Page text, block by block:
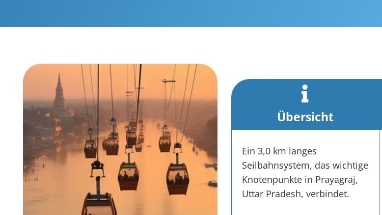
Übersicht
Ein 3,0 km langes
Seilbahnsystem, das wichtige
Knotenpunkte in Prayagraj,
Uttar Pradesh, verbindet.